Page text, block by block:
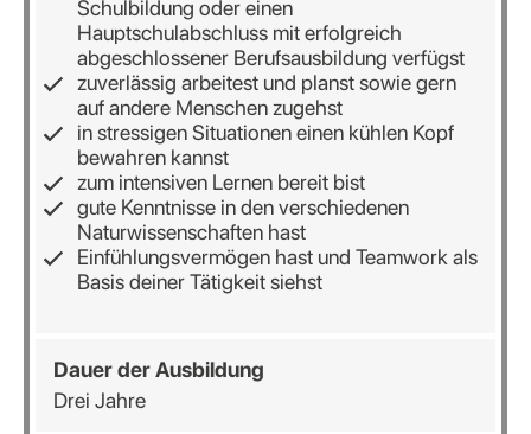
Schulbildung oder einen
Hauptschulabschluss mit erfolgreich
abgeschlossener Berufsausbildung verfügst
zuverlässig arbeitest und planst sowie gern
auf andere Menschen zugehst
in stressigen Situationen einen kühlen Kopf
bewahren kannst
zum intensiven Lernen bereit bist
gute Kenntnisse in den verschiedenen
Naturwissenschaften hast
Einfühlungsvermögen hast und Teamwork als
Basis deiner Tätigkeit siehst
Dauer der Ausbildung
Drei Jahre